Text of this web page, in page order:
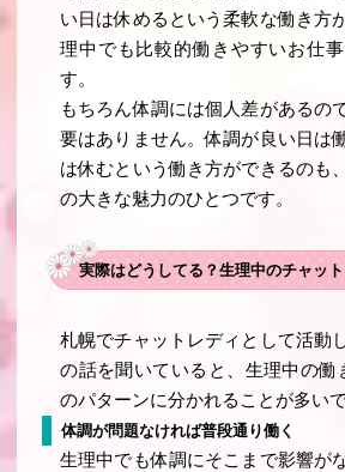
い日は休めるという柔軟な働き方
理中でも比較的働きやすいお仕
す。
もちろん体調には個人差があるの
要はありません。体調が良い日は
は休むという働き方ができるのも
の大きな魅力のひとつです。
実際はどうしてる？生理中のチャッ
札幌でチャットレディとして活動
の話を聞いていると、生理中の働
のパターンに分かれることが多いで
体調が問題なければ普段通り働く
生理中でも体調にそこまで影響が